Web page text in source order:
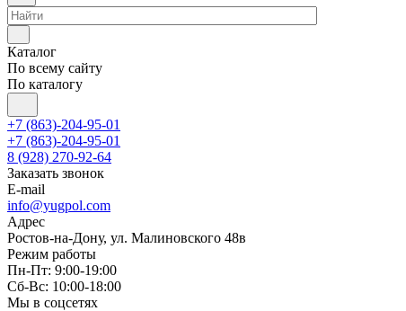
Каталог
По всему сайту
По каталогу
+7 (863)-204-95-01
+7 (863)-204-95-01
8 (928) 270-92-64
Заказать звонок
E-mail
info@yugpol.com
Адрес
Ростов-на-Дону, ул. Малиновского 48в
Режим работы
Пн-Пт: 9:00-19:00
Cб-Вс: 10:00-18:00
Мы в соцсетях